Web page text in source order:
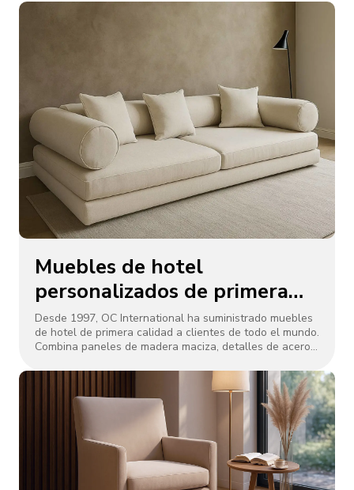
Muebles de hotel
personalizados de primera
calidad para propiedades de
5 estrellas | Hecho en
Dongguan por OC
International
Desde 1997, OC International ha suministrado muebles
de hotel de primera calidad a clientes de todo el mundo.
Combina paneles de madera maciza, detalles de acero
una mayor longevidad.